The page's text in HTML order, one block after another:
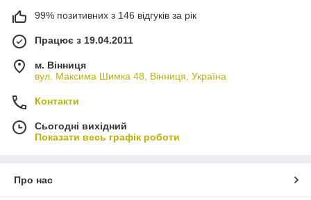
99% позитивних з 146 відгуків за рік
Працює з 19.04.2011
м. Вінниця
вул. Максима Шимка 48, Вінниця, Україна
Контакти
Сьогодні вихідний
Показати весь графік роботи
Про нас